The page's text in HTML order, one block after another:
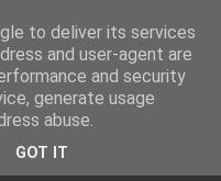
to deliver its services
and user-agent are
and security
generate usage
abuse.
GOT IT